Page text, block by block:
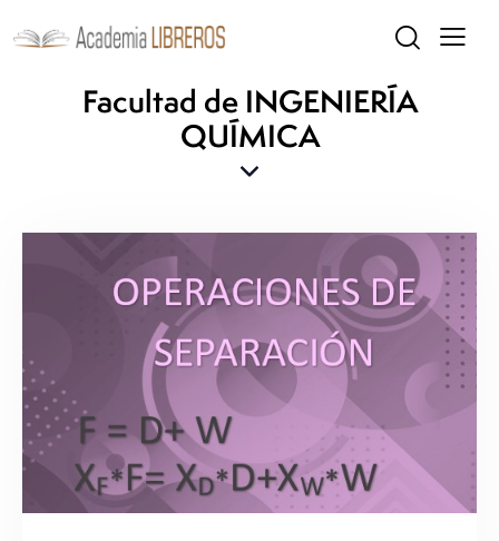
Facultad de INGENIERÍA
QUÍMICA